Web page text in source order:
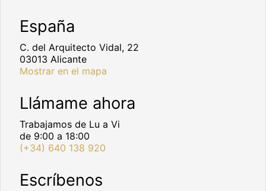
España
C. del Arquitecto Vidal, 22
03013 Alicante
Mostrar en el mapa
Llámame ahora
Trabajamos de Lu a Vi
de 9:00 a 18:00
(+34) 640 138 920
Escríbenos